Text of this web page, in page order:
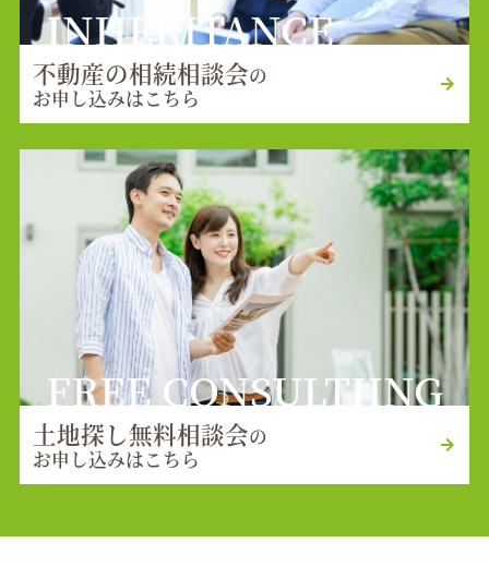
INHERITANCE
不動産の相続相談会の
お申し込みはこちら
FREE CONSULTIING
土地探し無料相談会の
お申し込みはこちら